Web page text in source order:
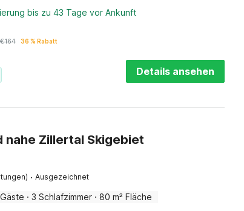
bis zu 43 Tage vor Ankunft
€164 36 % Rabatt
Details ansehen
nahe Zillertal Skigebiet
· Ausgezeichnet
· 3 Schlafzimmer · 80 m² Fläche